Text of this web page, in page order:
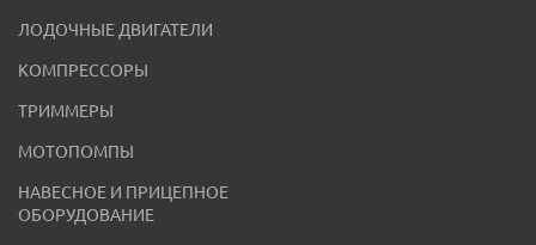
ЛОДОЧНЫЕ ДВИГАТЕЛИ
КОМПРЕССОРЫ
ТРИММЕРЫ
МОТОПОМПЫ
НАВЕСНОЕ И ПРИЦЕПНОЕ
ОБОРУДОВАНИЕ